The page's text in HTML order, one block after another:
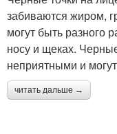
забиваются жиром,
могут быть разного
носу и щеках.
неприятными и
читать дальше →